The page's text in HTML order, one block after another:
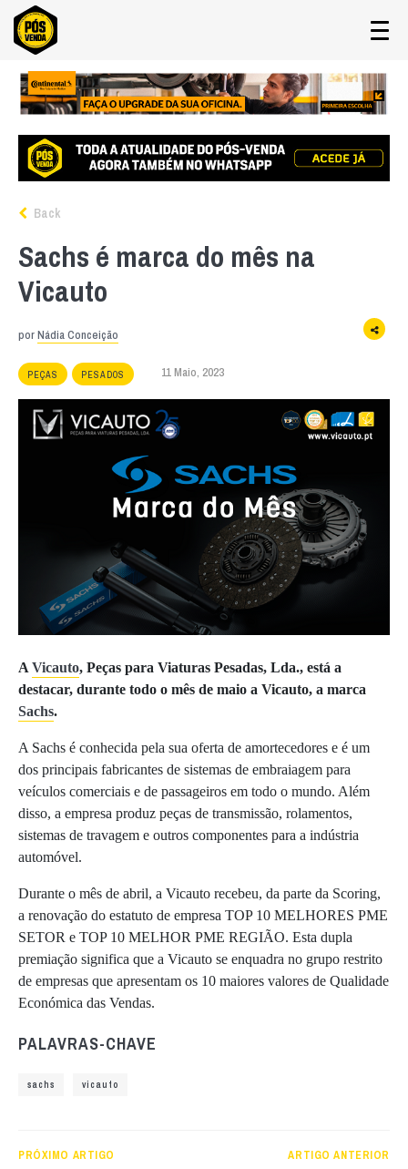
Back
Sachs é marca do mês na
Vicauto
porNádia Conceição
PEÇAS PESADOS 11 Maio, 2023
A Vicauto, Peças para Viaturas Pesadas, Lda., está a
destacar, durante todo o mês de maio a Vicauto, a marca
Sachs.
A Sachs é conhecida pela sua oferta de amortecedores e é um
dos principais fabricantes de sistemas de embraiagem para
veículos comerciais e de passageiros em todo o mundo. Além
disso, a empresa produz peças de transmissão, rolamentos,
sistemas de travagem e outros componentes para a indústria
automóvel.
Durante o mês de abril, a Vicauto recebeu, da parte da Scoring,
a renovação do estatuto de empresa TOP 10 MELHORES PME
SETOR e TOP 10 MELHOR PME REGIÃO. Esta dupla
premiação significa que a Vicauto se enquadra no grupo restrito
de empresas que apresentam os 10 maiores valores de Qualidade
Económica das Vendas.
PALAVRAS-CHAVE
sachs vicauto
PRÓXIMO ARTIGO ARTIGO ANTERIOR